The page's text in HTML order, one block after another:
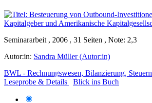
Seminararbeit , 2006 , 31 Seiten , Note: 2,3
Autor:in: Sandra Müller (Autor:in)
BWL - Rechnungswesen, Bilanzierung, Steuern
Leseprobe & Details
Blick ins Buch